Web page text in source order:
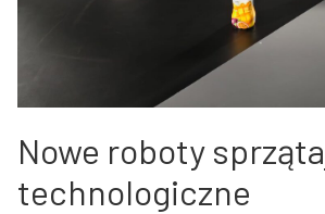
Nowe roboty
technologiczne